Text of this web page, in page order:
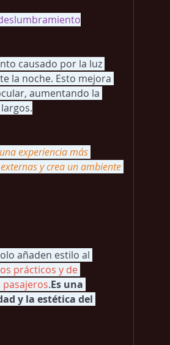
causado por la luz
la noche. Esto mejora
aumentando la
experiencia más
y crea un ambiente
añaden estilo al
prácticos y de
pasajeros.Es una
y la estética del